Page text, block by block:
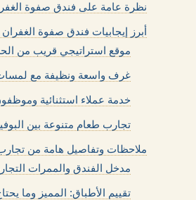
نظرة عامة على فندق صفوة
أبرز إيجابيات فندق صفوة
موقع استراتيجي قريب من
غرف واسعة ونظيفة مع
خدمة عملاء استثنائية
تجارب طعام متنوعة بين
ملاحظات وتفاصيل هامة من
مدخل الفندق والممرات
تقييم الأطباق: المميز وما